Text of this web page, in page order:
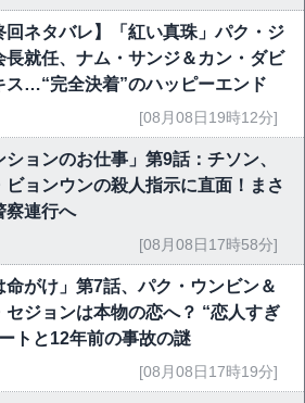
回ネタバレ】「紅い真珠」パク・ジ
長就任、ナム・サンジ＆カン・ダビ
ス…“完全決着”のハッピーエンド
[08月08日19時12分]
ションのお仕事」第9話：チソン、
ビョンウンの殺人指示に直面！まさ
察連行へ
[08月08日17時58分]
命がけ」第7話、パク・ウンビン＆
セジョンは本物の恋へ？ “恋人すぎ
トと12年前の事故の謎
[08月08日17時19分]